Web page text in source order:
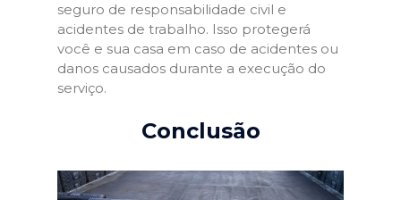
seguro de responsabilidade civil e
acidentes de trabalho. Isso protegerá
você e sua casa em caso de acidentes ou
danos causados durante a execução do
serviço.
Conclusão